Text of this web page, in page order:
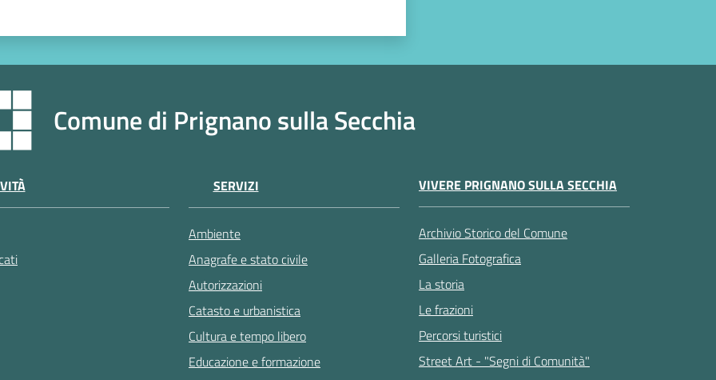
Comune di Prignano sulla Secchia
SERVIZI
Ambiente
Anagrafe e stato civile
Autorizzazioni
Catasto e urbanistica
Cultura e tempo libero
Educazione e formazione
VIVERE PRIGNANO SULLA SECCHIA
Archivio Storico del Comune
Galleria Fotografica
La storia
Le frazioni
Percorsi turistici
Street Art - "Segni di Comunità"